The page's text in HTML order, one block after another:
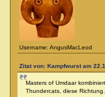
Username: AngusMacLeod
Zitat von: Kampfwurst am
Masters of Umdaar
Thundercats, diese Richtung.